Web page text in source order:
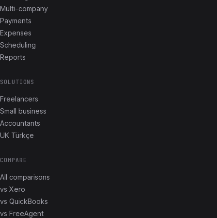
Multi-company
Payments
Expenses
Scheduling
Reports
SOLUTIONS
Freelancers
Small business
Accountants
UK Türkçe
COMPARE
All comparisons
vs Xero
vs QuickBooks
vs FreeAgent